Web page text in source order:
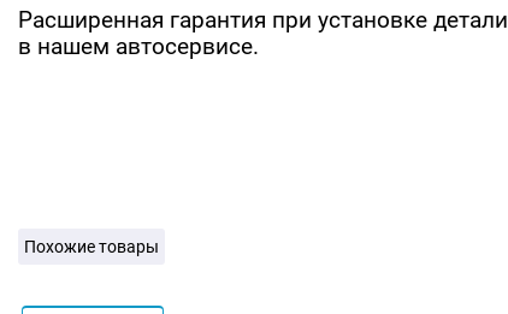
Расширенная гарантия при установке детали
в нашем автосервисе.
Похожие товары